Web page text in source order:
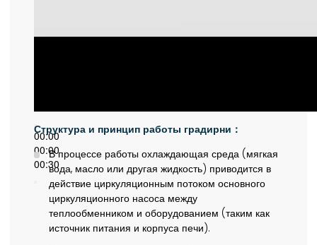
00:00
00:00
00:30
Структура и принцип работы градирни：
В процессе работы охлаждающая среда (мягкая
вода, масло или другая жидкость) приводится в
действие циркуляционным потоком основного
циркуляционного насоса между
теплообменником и оборудованием (таким как
источник питания и корпуса печи).